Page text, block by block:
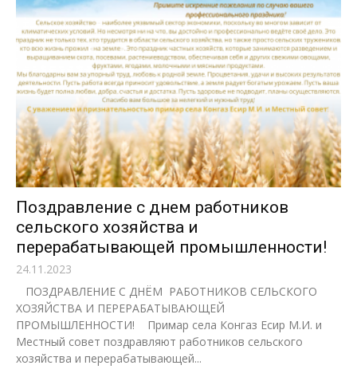
Поздравление с днем работников
сельского хозяйства и
перерабатывающей промышленности!
24.11.2023
ПОЗДРАВЛЕНИЕ С ДНЁМ РАБОТНИКОВ СЕЛЬСКОГО
ХОЗЯЙСТВА И ПЕРЕРАБАТЫВАЮЩЕЙ
ПРОМЫШЛЕННОСТИ! Примар села Конгаз Еcир М.И. и
Местный совет поздравляют работников сельского
хозяйства и перерабатывающей...